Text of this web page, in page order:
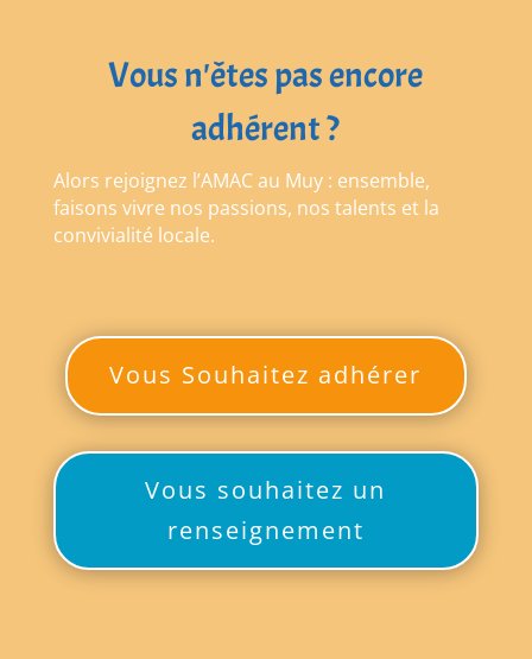
Vous n'êtes pas encore
adhérent ?
Alors rejoignez l’AMAC au Muy : ensemble,
faisons vivre nos passions, nos talents et la
convivialité locale.
Vous Souhaitez adhérer
Vous souhaitez un
renseignement